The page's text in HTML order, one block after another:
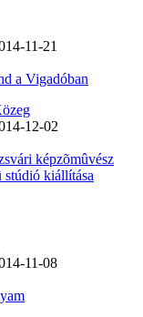
11-21
a Vigadóban
12-02
képzõmûvész
kiállítása
11-08